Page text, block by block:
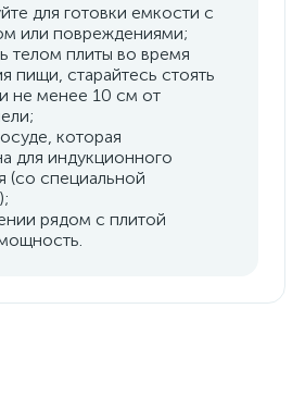
для готовки емкости с
или повреждениями;
телом плиты во время
пищи, старайтесь стоять
не менее 10 см от
которая
для индукционного
(со специальной
рядом с плитой